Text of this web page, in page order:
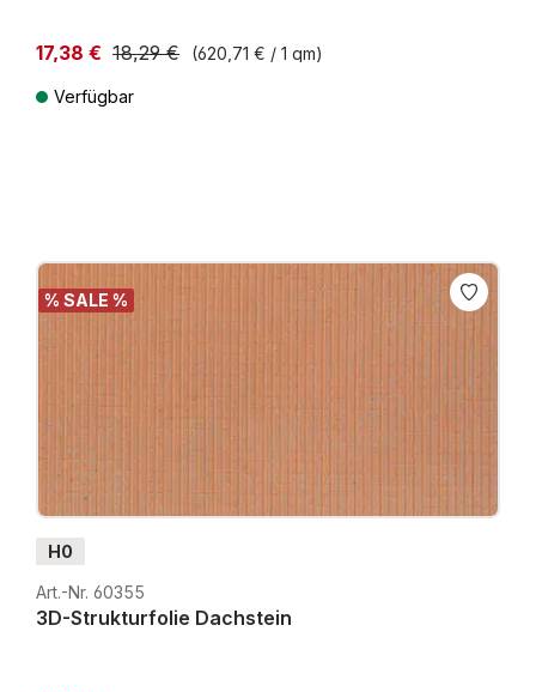
17,38 € 18,29 € (620,71 € / 1 qm)
Verfügbar
% SALE %
H0
Art.-Nr. 60355
3D-Strukturfolie Dachstein